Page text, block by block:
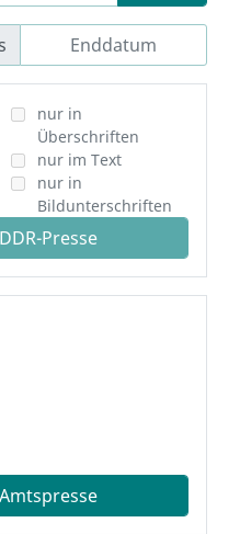
nur in
Überschriften
nur im Text
nur in
Bildunterschriften
Presse